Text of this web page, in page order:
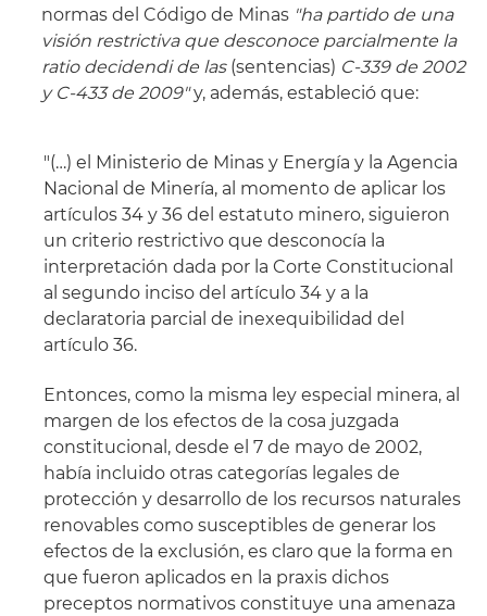
normas del Código de Minas "ha partido de una
visión restrictiva que desconoce parcialmente la
ratio decidendi de las (sentencias) C-339 de 2002
y C-433 de 2009"y, además, estableció que:
"(…) el Ministerio de Minas y Energía y la Agencia
Nacional de Minería, al momento de aplicar los
artículos 34 y 36 del estatuto minero, siguieron
un criterio restrictivo que desconocía la
interpretación dada por la Corte Constitucional
al segundo inciso del artículo 34 y a la
declaratoria parcial de inexequibilidad del
artículo 36.
Entonces, como la misma ley especial minera, al
margen de los efectos de la cosa juzgada
constitucional, desde el 7 de mayo de 2002,
había incluido otras categorías legales de
protección y desarrollo de los recursos naturales
renovables como susceptibles de generar los
efectos de la exclusión, es claro que la forma en
que fueron aplicados en la praxis dichos
preceptos normativos constituye una amenaza